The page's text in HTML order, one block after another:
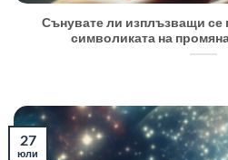
Сънувате ли изплъзващи се
символиката на
27
юли